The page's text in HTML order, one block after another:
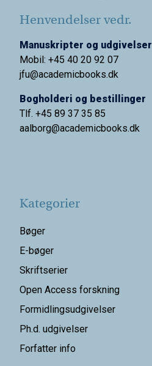
Henvendelser vedr.
Manuskripter og udgivelser
Mobil: +45 40 20 92 07
jfu@academicbooks.dk
Bogholderi og bestillinger
Tlf. +45 89 37 35 85
aalborg@academicbooks.dk
Kategorier
Bøger
E-bøger
Skriftserier
Open Access forskning
Formidlingsudgivelser
Ph.d. udgivelser
Forfatter info